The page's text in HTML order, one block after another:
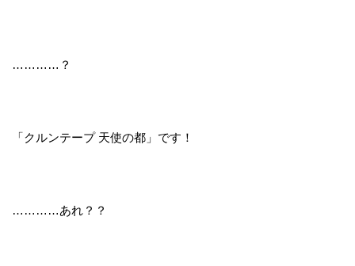
…………？
「クルンテープ 天使の都」です！
…………あれ？？